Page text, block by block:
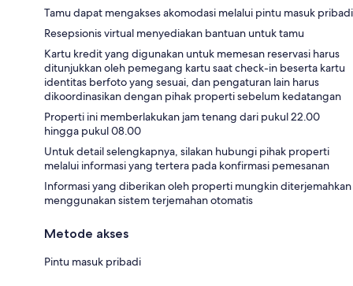
Tamu dapat mengakses akomodasi melalui pintu masuk pribadi
Resepsionis virtual menyediakan bantuan untuk tamu
Kartu kredit yang digunakan untuk memesan reservasi harus
ditunjukkan oleh pemegang kartu saat check-in beserta kartu
identitas berfoto yang sesuai, dan pengaturan lain harus
dikoordinasikan dengan pihak properti sebelum kedatangan
Properti ini memberlakukan jam tenang dari pukul 22.00
hingga pukul 08.00
Untuk detail selengkapnya, silakan hubungi pihak properti
melalui informasi yang tertera pada konfirmasi pemesanan
Informasi yang diberikan oleh properti mungkin diterjemahkan
menggunakan sistem terjemahan otomatis
Metode akses
Pintu masuk pribadi